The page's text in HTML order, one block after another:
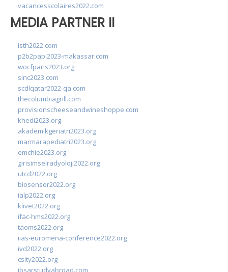
vacancesscolaires2022.com
MEDIA PARTNER II
isth2022.com
p2b2pabi2023-makassar.com
wocfparis2023.org
sinc2023.com
scdlqatar2022-qa.com
thecolumbiagrill.com
provisionscheeseandwineshoppe.com
khedi2023.org
akademikgeriatri2023.org
marmarapediatri2023.org
emchie2023.org
girisimselradyoloji2022.org
utcd2022.org
biosensor2022.org
ialp2022.org
klivet2022.org
ifac-hms2022.org
taoms2022.org
iias-euromena-conference2022.org
ivd2022.org
csity2022.org
ibsarstudyabroad.com